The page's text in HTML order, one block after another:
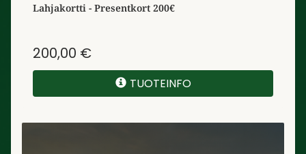
Lahjakortti - Presentkort 200€
200,00 €
TUOTEINFO